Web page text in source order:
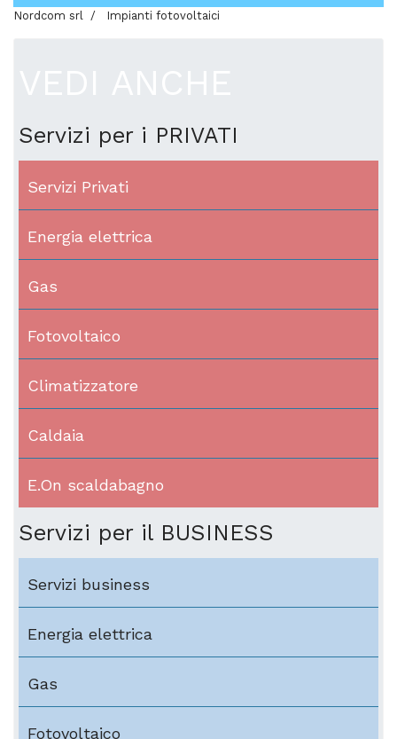
Nordcom srl Impianti fotovoltaici
Servizi per i PRIVATI
Servizi Privati
Energia elettrica
Gas
Fotovoltaico
Climatizzatore
Caldaia
E.On scaldabagno
Servizi per il BUSINESS
Servizi business
Energia elettrica
Gas
Fotovoltaico